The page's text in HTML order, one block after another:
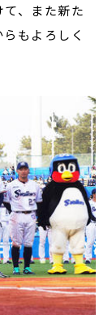
、また新た
もよろしく